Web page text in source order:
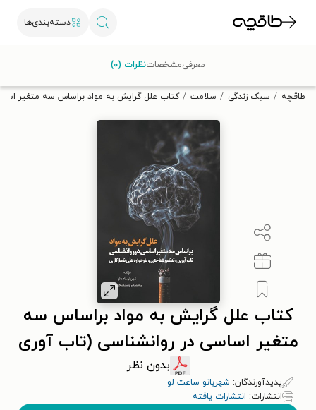
دسته‌بندی‌ها
تخفیف از طاقچه دریافت کن.
طاقچه سبک زندگی سلامت کتاب علل گرایش به مواد براساس سه متغیر
کتاب علل گرایش به مواد براساس سه
متغیر اساسی در روانشناسی (تاب آوری
و تنظیم شناختی و طرحواره های
ناسازگاری)
بدون نظر
پدیدآورندگان: شهربانو ساعت لو
انتشارات: انتشارات یافته
معرفیمشخصاتنظرات (۰)